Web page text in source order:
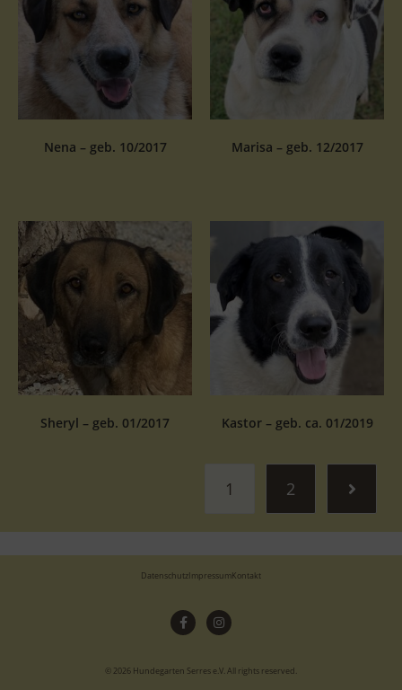
Nena – geb. 10/2017 Marisa – geb. 12/2017
Sheryl – geb. 01/2017 Kastor – geb. ca. 01/2019
1 2
© 2026 Hundegarten Serres e.V. All rights reserved.
DatenschutzImpressumKontakt